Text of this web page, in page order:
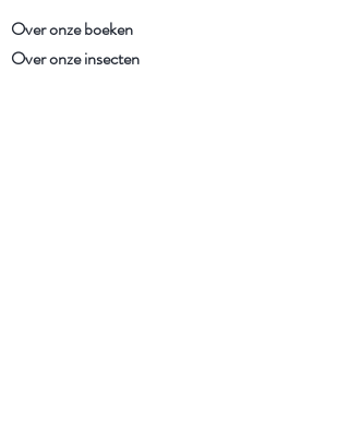
Over onze boeken
Over onze insecten